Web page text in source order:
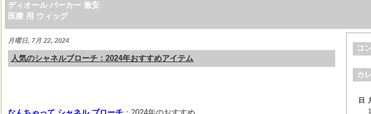
ディオール パーカー 激安
医療 用 ウィッグ
月曜日, 7月 22, 2024
人気のシャネルブローチ：2024年おすすめアイテム
コ
カ
日
1